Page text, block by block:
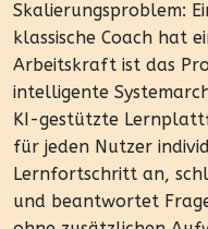
Skalierungsproblem:
klassische Coach hat
Arbeitskraft ist das
intelligente
KI-gestützte
für jeden Nutzer
Lernfortschritt an,
und beantwortet